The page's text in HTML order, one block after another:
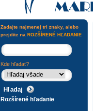
Zadajte najmenej tri znaky, alebo
prejdite na ROZŠÍRENÉ HĽADANIE
Kde hľadať?
Rozšírené hľadanie